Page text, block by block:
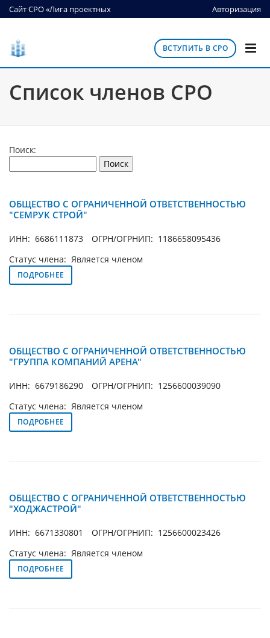
Сайт СРО «Лига проектных
организаций»
Авторизация
ВСТУПИТЬ В СРО
Список членов СРО
Поиск:
ОБЩЕСТВО С ОГРАНИЧЕННОЙ ОТВЕТСТВЕННОСТЬЮ
"СЕМРУК СТРОЙ"
ИНН: 6686111873
ОГРН/ОГРНИП: 1186658095436
Статус члена: Является членом
ПОДРОБНЕЕ
ОБЩЕСТВО С ОГРАНИЧЕННОЙ ОТВЕТСТВЕННОСТЬЮ
"ГРУППА КОМПАНИЙ АРЕНА"
ИНН: 6679186290
ОГРН/ОГРНИП: 1256600039090
Статус члена: Является членом
ПОДРОБНЕЕ
ОБЩЕСТВО С ОГРАНИЧЕННОЙ ОТВЕТСТВЕННОСТЬЮ
"ХОДЖАСТРОЙ"
ИНН: 6671330801
ОГРН/ОГРНИП: 1256600023426
Статус члена: Является членом
ПОДРОБНЕЕ